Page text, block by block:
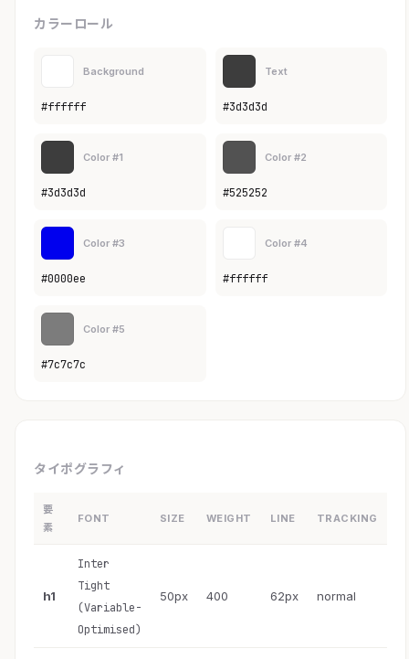
カラーロール
Background
#ffffff
Text
#3d3d3d
Color #1
#3d3d3d
Color #2
#525252
Color #3
#0000ee
Color #4
#ffffff
Color #5
#7c7c7c
タイポグラフィ
要
素
FONT SIZE WEIGHT LINE TRACKING
h1
Inter
Tight
(Variable-
Optimised)
50px 400 62px normal